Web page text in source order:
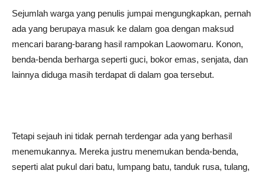
Sejumlah warga yang penulis jumpai mengungkapkan, pernah
ada yang berupaya masuk ke dalam goa dengan maksud
mencari barang-barang hasil rampokan Laowomaru. Konon,
benda-benda berharga seperti guci, bokor emas, senjata, dan
lainnya diduga masih terdapat di dalam goa tersebut.
Tetapi sejauh ini tidak pernah terdengar ada yang berhasil
menemukannya. Mereka justru menemukan benda-benda,
seperti alat pukul dari batu, lumpang batu, tanduk rusa, tulang,